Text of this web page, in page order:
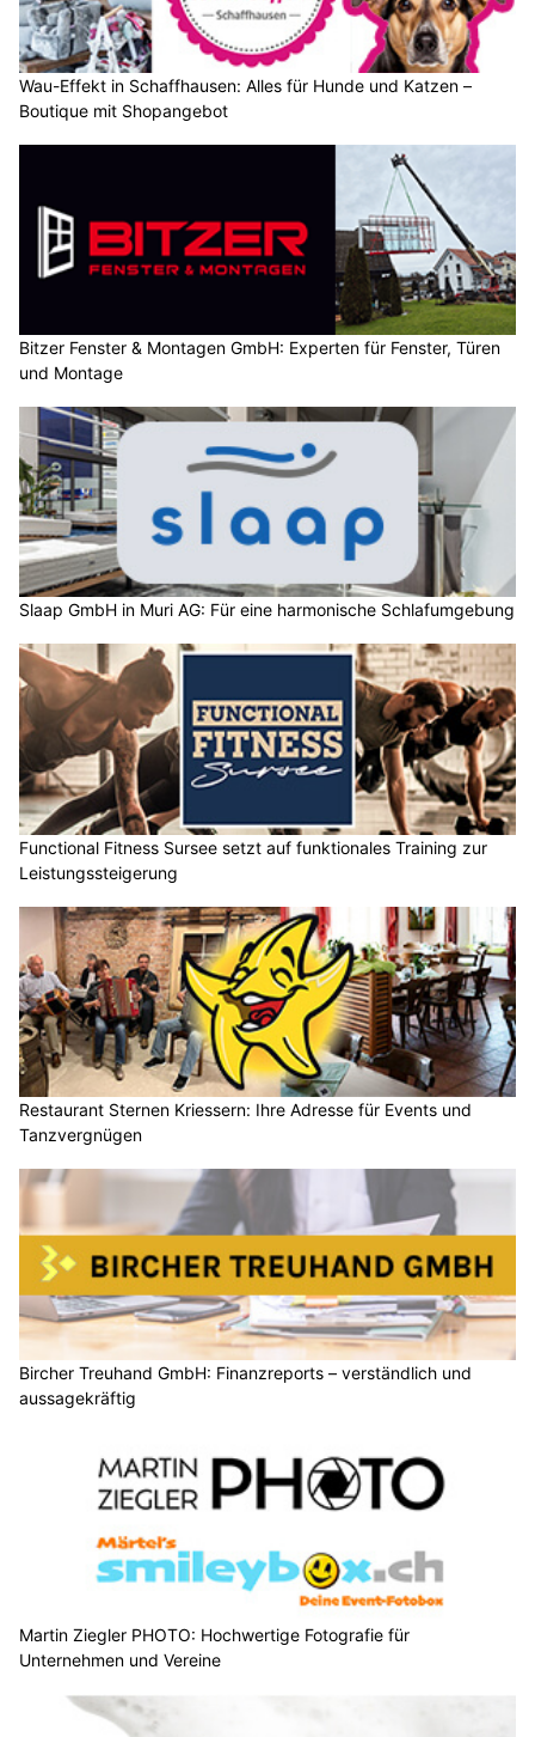
Wau-Effekt in Schaffhausen: Alles für Hunde und Katzen –
Boutique mit Shopangebot
Bitzer Fenster & Montagen GmbH: Experten für Fenster, Türen
und Montage
Slaap GmbH in Muri AG: Für eine harmonische Schlafumgebung
Functional Fitness Sursee setzt auf funktionales Training zur
Leistungssteigerung
Restaurant Sternen Kriessern: Ihre Adresse für Events und
Tanzvergnügen
Bircher Treuhand GmbH: Finanzreports – verständlich und
aussagekräftig
Martin Ziegler PHOTO: Hochwertige Fotografie für
Unternehmen und Vereine